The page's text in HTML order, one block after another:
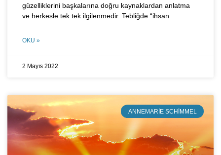
güzelliklerini başkalarına doğru kaynaklardan anlatma
ve herkesle tek tek ilgilenmedir. Tebliğde “ihsan
OKU »
2 Mayıs 2022
ANNEMARIE SCHIMMEL